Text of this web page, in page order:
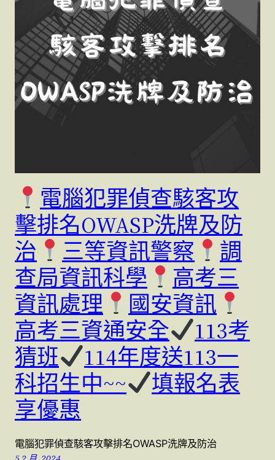
電腦犯罪偵查駭客攻
擊排名OWASP洗牌及防
治
三等資訊警察
調
查局資訊科學
高考三
資訊處理
國安資訊
高考三資通安全
113考
猜班
114年度送113一
科招生中~~
填報名表
享優惠
電腦犯罪偵查駭客攻擊排名OWASP洗牌及防治